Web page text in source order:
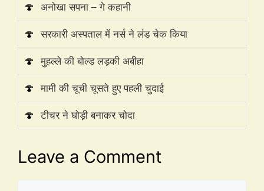
🍄 अनोखा सपना – गे कहानी
🍄 सरकारी अस्पताल में नर्स ने लंड चेक किया
🍄 मुहल्ले की बोल्ड लड़की अबीहा
🍄 मामी की चूची चूसते हुए पहली चुदाई
🍄 टीचर ने घोड़ी बनाकर चोदा
Leave a Comment